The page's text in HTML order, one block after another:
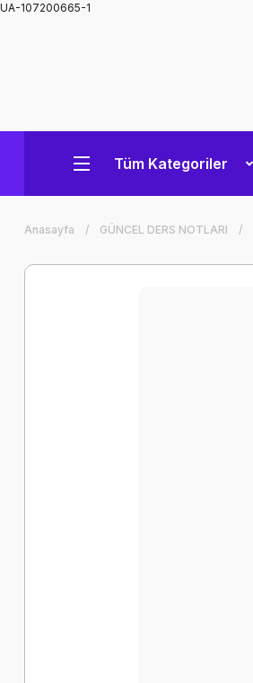
UA-107200665-1
Tüm Kategoriler
Anasayfa GÜNCEL DERS NOTLARI